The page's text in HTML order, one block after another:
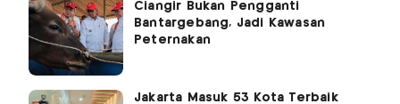
Ciangir Bukan Pengganti
Bantargebang, Jadi Kawasan
Peternakan
Jakarta Masuk 53 Kota Terbaik